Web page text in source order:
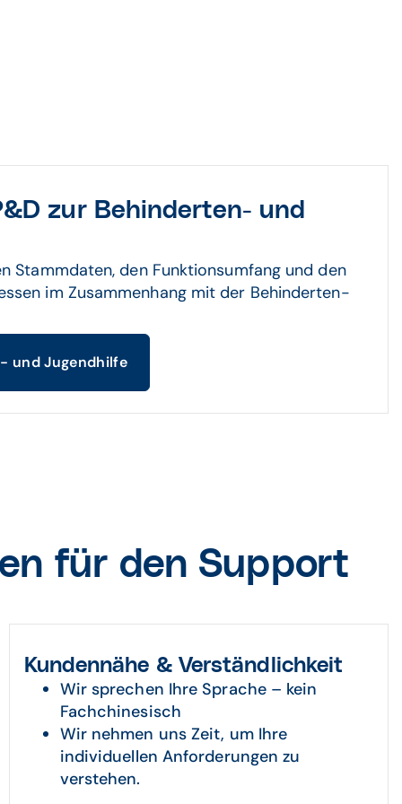
zur Behinderten- und
Stammdaten, den Funktionsumfang und den
im Zusammenhang mit der Behinderten-
und Jugendhilfe
für den Support
Kundennähe & Verständlichkeit
Wir sprechen Ihre Sprache – kein
Fachchinesisch
Wir nehmen uns Zeit, um Ihre
individuellen Anforderungen zu
verstehen.